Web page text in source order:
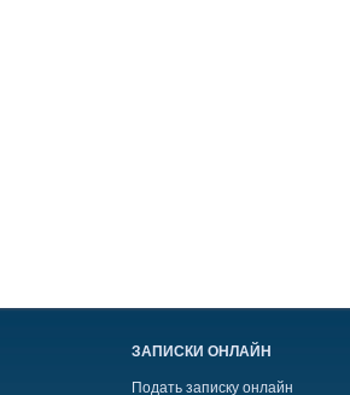
ЗАПИСКИ ОНЛАЙН
Подать записку онлайн